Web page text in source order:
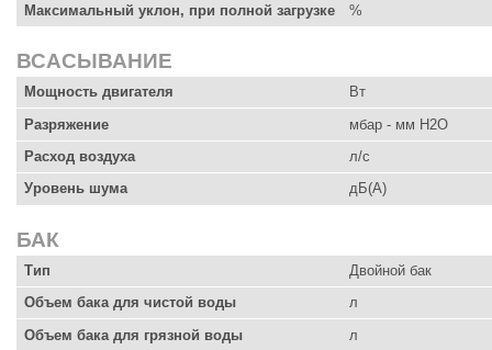
Максимальный уклон, при полной загрузке
%
ВСАСЫВАНИЕ
Мощность двигателя
Вт
Разряжение
мбар - мм H2O
Расход воздуха
л/с
Уровень шума
дБ(А)
БАК
Тип
Двойной бак
Объем бака для чистой воды
л
Объем бака для грязной воды
л